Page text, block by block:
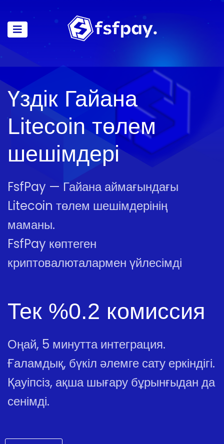
Үздік Гайана
Litecoin төлем
шешімдері
FsfPay — Гайана аймағындағы
Litecoin төлем шешімдерінің
маманы.
FsfPay көптеген
криптовалюталармен үйлесімді
Тек %0.2 комиссия
Оңай, 5 минутта интеграция.
Ғаламдық, бүкіл әлемге сату еркіндігі.
Қауіпсіз, ақша шығару бұрынғыдан да
сенімді.